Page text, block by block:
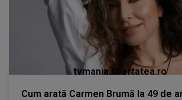
tvmania.libertatea.ro
Cum arată Carmen Brumă la 49 de